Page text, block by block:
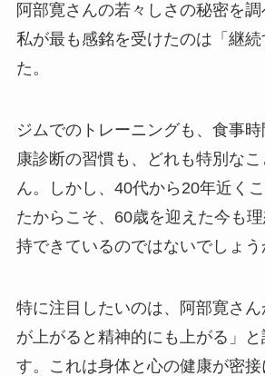
阿部寛さんの若々しさの秘密を調
私が最も感銘を受けたのは「継続
た。
ジムでのトレーニングも、食事
康診断の習慣も、どれも特別な
ん。しかし、40代から20年近く
たからこそ、60歳を迎えた今も
持できているのではないでしょう
特に注目したいのは、阿部寛さ
が上がると精神的にも上がる」
す。これは身体と心の健康が密